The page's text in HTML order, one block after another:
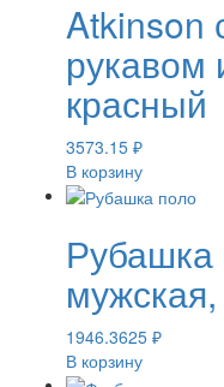
Atkinson
рукавом
красный
3573.15 ₽
В корзину
Рубашка
1946.3625 ₽
В корзину